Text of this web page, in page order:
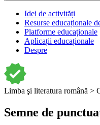
Idei de activități
Resurse educaționale
Platforme educaționale
Aplicații educaționale
Despre
Limba şi literatura română >
Semne de